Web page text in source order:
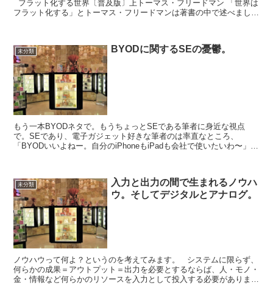
フラット化する」とトーマス・フリードマンは著書の中で述べまし
未分類 BYODに関するSEの憂鬱。
もう一本BYODネタで。もうちょっとSEである筆者に身近な視点
で。SEであり、電子ガジェット好きな筆者のは率直なところ、
「BYODいいよねー。自分のiPhoneもiPadも会社で使いたいわ〜」。
未分類
入力と出力の間で生まれるノウハ
ウ。そしてデジタルとアナログ。
ノウハウって何よ？というのを考えてみます。 システムに限らず、
何らかの成果＝アウトプット＝出力を必要とするならば、人・モノ・
金・情報など何らかのリソースを入力として投入する必要がありま